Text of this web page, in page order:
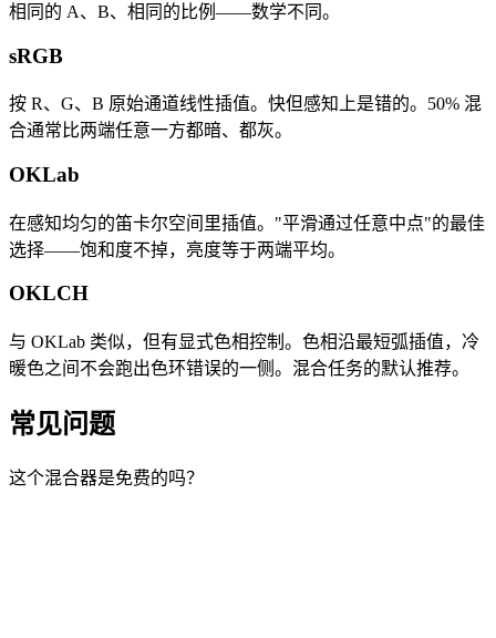
相同的 A、B、相同的比例——数学不同。
sRGB
按 R、G、B 原始通道线性插值。快但感知上是错的。50% 混
合通常比两端任意一方都暗、都灰。
OKLab
在感知均匀的笛卡尔空间里插值。"平滑通过任意中点"的最佳
选择——饱和度不掉，亮度等于两端平均。
OKLCH
与 OKLab 类似，但有显式色相控制。色相沿最短弧插值，冷
暖色之间不会跑出色环错误的一侧。混合任务的默认推荐。
常见问题
这个混合器是免费的吗？